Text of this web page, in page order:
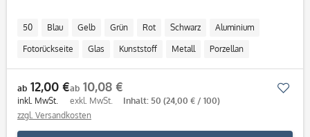
50 Blau Gelb Grün Rot Schwarz Aluminium
Fotorückseite Glas Kunststoff Metall Porzellan
ab 50 ml
ab 12,00 €
inkl. MwSt.
ab 10,08 €
exkl. MwSt. Inhalt: 50 (24,00 € / 100)
zzgl. Versandkosten